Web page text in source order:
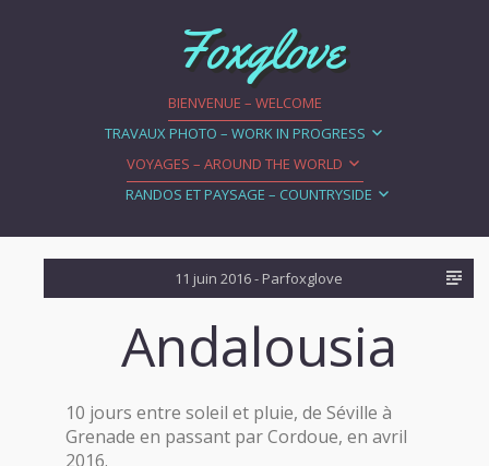
Foxglove
BIENVENUE – WELCOME
TRAVAUX PHOTO – WORK IN PROGRESS
VOYAGES – AROUND THE WORLD
RANDOS ET PAYSAGE – COUNTRYSIDE
11 juin 2016- Parfoxglove
Andalousia
10 jours entre soleil et pluie, de Séville à
Grenade en passant par Cordoue, en avril
2016.